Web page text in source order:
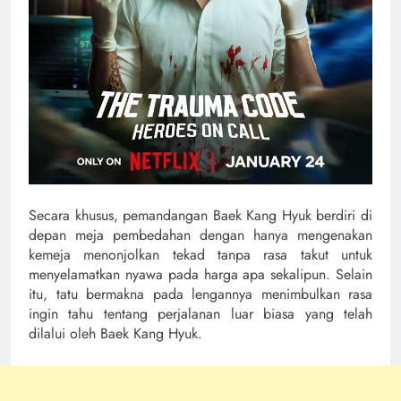
Secara khusus, pemandangan Baek Kang Hyuk berdiri di
depan meja pembedahan dengan hanya mengenakan
kemeja menonjolkan tekad tanpa rasa takut untuk
menyelamatkan nyawa pada harga apa sekalipun. Selain
itu, tatu bermakna pada lengannya menimbulkan rasa
ingin tahu tentang perjalanan luar biasa yang telah
dilalui oleh Baek Kang Hyuk.